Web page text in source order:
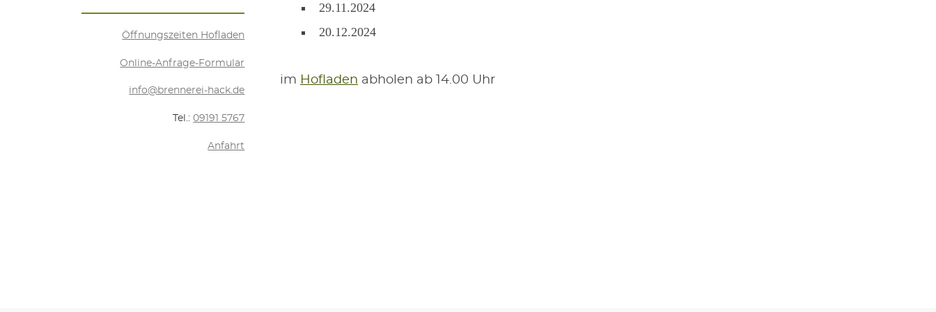
29.11.2024
20.12.2024
im Hof­la­den abho­len ab 14.00 Uhr
Öff­nungs­zei­ten Hofladen
Online-Anfra­ge-For­mu­lar
info@brennerei-hack.de
Tel.:09191 5767
Anfahrt